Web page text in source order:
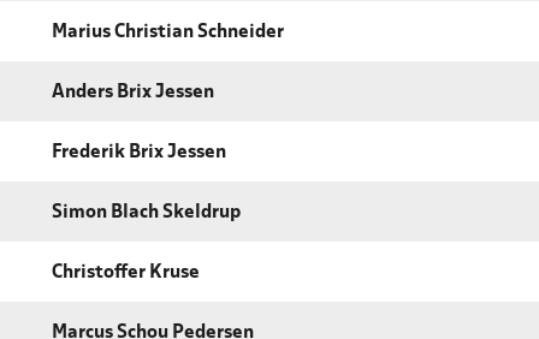
Marius Christian Schneider
Anders Brix Jessen
Frederik Brix Jessen
Simon Blach Skeldrup
Christoffer Kruse
Marcus Schou Pedersen